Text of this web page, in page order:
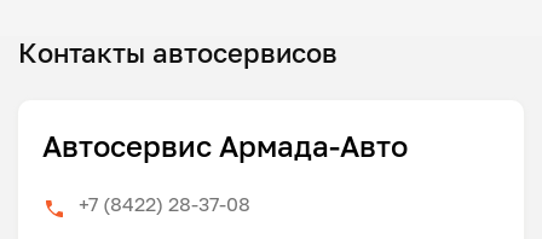
Контакты автосервисов
Автосервис Армада-Авто
+7 (8422) 28-37-08